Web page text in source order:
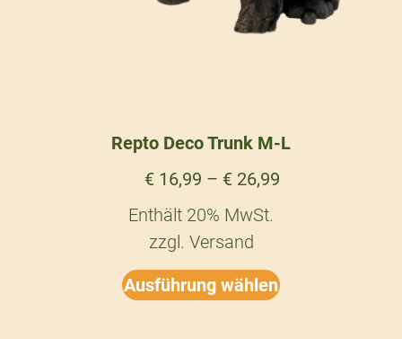
Repto Deco Trunk M-L
€ 16,99 – € 26,99
Enthält 20% MwSt.
zzgl. Versand
Ausführung wählen